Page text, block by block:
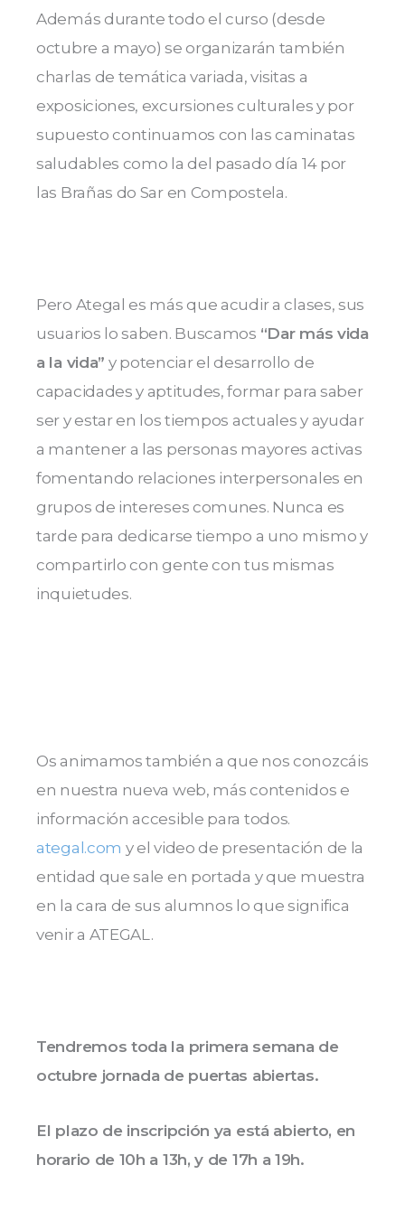
Además durante todo el curso (desde
octubre a mayo) se organizarán también
charlas de temática variada, visitas a
exposiciones, excursiones culturales y por
supuesto continuamos con las caminatas
saludables como la del pasado día 14 por
las Brañas do Sar en Compostela.
Pero Ategal es más que acudir a clases, sus
usuarios lo saben. Buscamos “Dar más vida
a la vida” y potenciar el desarrollo de
capacidades y aptitudes, formar para saber
ser y estar en los tiempos actuales y ayudar
a mantener a las personas mayores activas
fomentando relaciones interpersonales en
grupos de intereses comunes. Nunca es
tarde para dedicarse tiempo a uno mismo y
compartirlo con gente con tus mismas
inquietudes.
Os animamos también a que nos conozcáis
en nuestra nueva web, más contenidos e
información accesible para todos.
ategal.com y el video de presentación de la
entidad que sale en portada y que muestra
en la cara de sus alumnos lo que significa
venir a ATEGAL.
Tendremos toda la primera semana de
octubre jornada de puertas abiertas.
El plazo de inscripción ya está abierto, en
horario de 10h a 13h, y de 17h a 19h.